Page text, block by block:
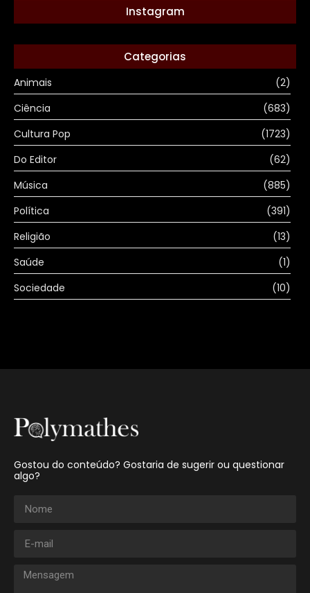
Instagram
Categorias
Animais
(2)
Ciência
(683)
Cultura Pop
(1723)
Do Editor
(62)
Música
(885)
Política
(391)
Religião
(13)
Saúde
(1)
Sociedade
(10)
Gostou do conteúdo? Gostaria de sugerir ou questionar
algo?